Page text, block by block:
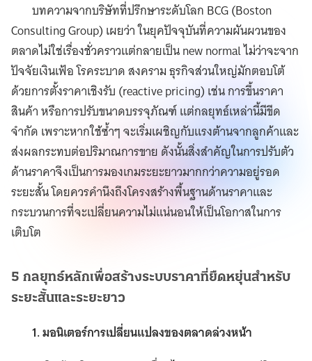
บทความจากบริษัทที่ปรึกษาระดับโลก BCG (Boston
Consulting Group) เผยว่า ในยุคปัจจุบันที่ความผันผวนของ
ตลาดไม่ใช่เรื่องชั่วคราวแต่กลายเป็น new normal ไม่ว่าจะจาก
ปัจจัยเงินเฟ้อ โรคระบาด สงคราม ธุรกิจส่วนใหญ่มักตอบโต้
ด้วยการตั้งราคาเชิงรับ (reactive pricing) เช่น การขึ้นราคา
สินค้า หรือการปรับขนาดบรรจุภัณฑ์ แต่กลยุทธ์เหล่านี้มีขีด
จำกัด เพราะหากใช้ซ้ำๆ จะเริ่มเผชิญกับแรงต้านจากลูกค้าและ
ส่งผลกระทบต่อปริมาณการขาย ดังนั้นสิ่งสำคัญในการปรับตัว
ด้านราคาจึงเป็นการมองเกมระยะยาวมากกว่าความอยู่รอด
ระยะสั้น โดยควรคำนึงถึงโครงสร้างพื้นฐานด้านราคาและ
กระบวนการที่จะเปลี่ยนความไม่แน่นอนให้เป็นโอกาสในการ
เติบโต
5 กลยุทธ์หลักเพื่อสร้างระบบราคาที่ยืดหยุ่นสำหรับ
ระยะสั้นและระยะยาว
1. มอนิเตอร์การเปลี่ยนแปลงของตลาดล่วงหน้า